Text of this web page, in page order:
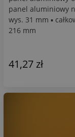
panel aluminiowy
wys. 31 mm ▪
216 mm
41,27 zł